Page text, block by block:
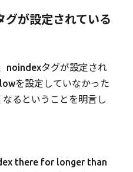
が設定されている
noindexタグが設定され
を設定していなかった
るということを明言し
there for longer than